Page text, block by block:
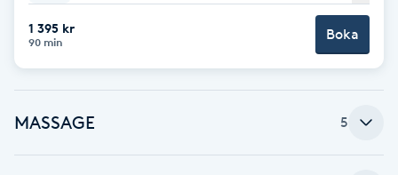
Enzympeeling
Extensions
Extensions borttagning
1 395 kr
90 min Boka
MASSAGE 5